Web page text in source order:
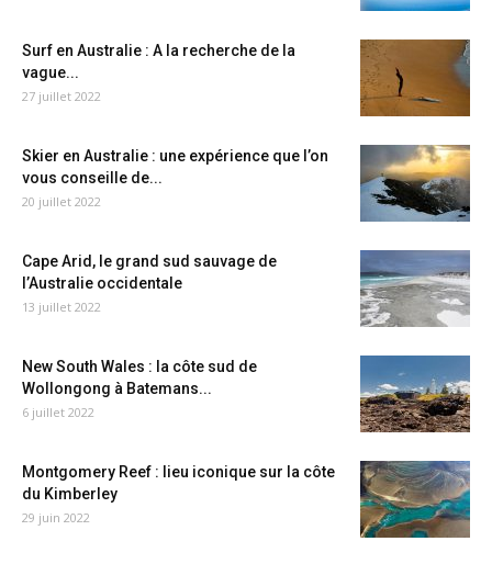
Surf en Australie : A la recherche de la
vague...
27 juillet 2022
Skier en Australie : une expérience que l’on
vous conseille de...
20 juillet 2022
Cape Arid, le grand sud sauvage de
l’Australie occidentale
13 juillet 2022
New South Wales : la côte sud de
Wollongong à Batemans...
6 juillet 2022
Montgomery Reef : lieu iconique sur la côte
du Kimberley
29 juin 2022